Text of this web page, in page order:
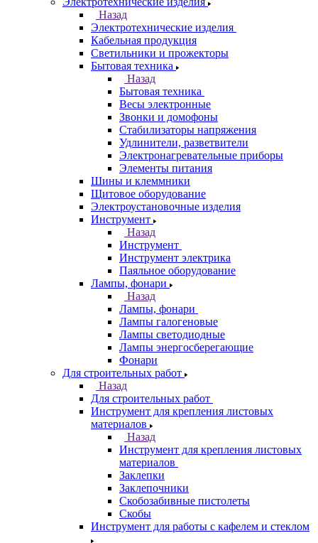
Назад
Электротехнические изделия
Кабельная продукция
Светильники и прожекторы
Бытовая техника
Назад
Бытовая техника
Весы электронные
Звонки и домофоны
Стабилизаторы напряжения
Удлинители, разветвители
Электронагревательные приборы
Элементы питания
Шины и клеммники
Щитовое оборудование
Электроустановочные изделия
Инструмент
Назад
Инструмент
Инструмент электрика
Паяльное оборудование
Лампы, фонари
Назад
Лампы, фонари
Лампы галогеновые
Лампы светодиодные
Лампы энергосберегающие
Фонари
Для строительных работ
Назад
Для строительных работ
Инструмент для крепления листовых
материалов
Назад
Инструмент для крепления листовых
материалов
Заклепки
Заклепочники
Скобозабивные пистолеты
Скобы
Инструмент для работы с кафелем и стеклом